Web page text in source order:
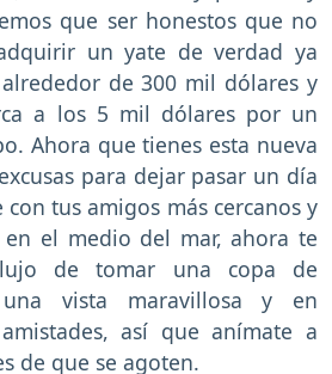
que ser honestos que no
un yate de verdad ya
de 300 mil dólares y
a los 5 mil dólares por un
Ahora que tienes esta nueva
para dejar pasar un día
tus amigos más cercanos y
el medio del mar, ahora te
de tomar una copa de
una vista maravillosa y en
así que anímate a
de que se agoten.